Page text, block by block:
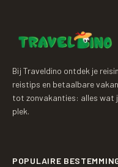
Bij Traveldino ontdek je
reistips en betaalbare
tot zonvakanties: alles wat
plek.
POPULAIRE